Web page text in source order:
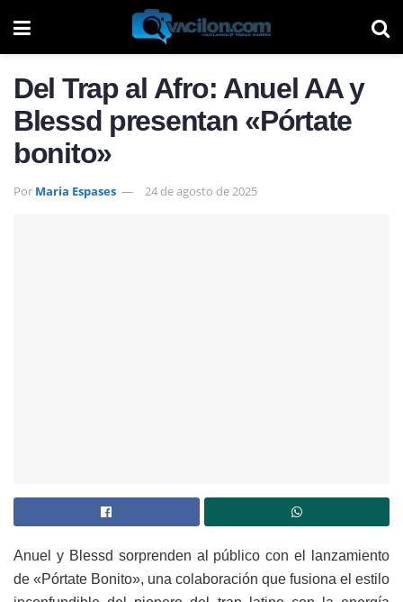
Del Trap al Afro: Anuel AA y
Blessd presentan «Pórtate
bonito»
Por Maria Espases 24 de agosto de 2025
Anuel y Blessd sorprenden al público con el lanzamiento
de «Pórtate Bonito», una colaboración que fusiona el estilo